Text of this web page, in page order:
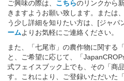
ご興味の際は、 こちらのリンクから
きますようお願い致します。または
う少し詳細を知りたい方は、[ジャパ
ームよりお気軽にご連絡ください。
また、「七尾市」の農作物に関する
と、ご希望に応じて、「
式フェイスブック上でも、その「商
す。これにより、ご登録いただいた